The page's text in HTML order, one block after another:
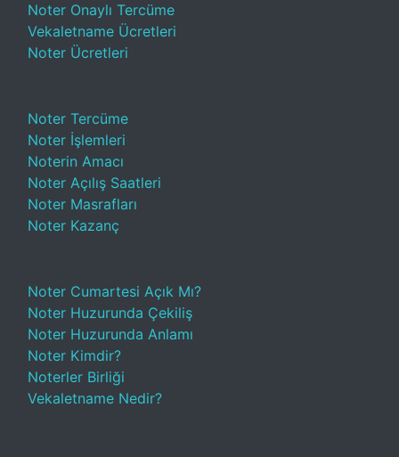
Noter Onaylı Tercüme
Vekaletname Ücretleri
Noter Ücretleri
Noter Tercüme
Noter İşlemleri
Noterin Amacı
Noter Açılış Saatleri
Noter Masrafları
Noter Kazanç
Noter Cumartesi Açık Mı?
Noter Huzurunda Çekiliş
Noter Huzurunda Anlamı
Noter Kimdir?
Noterler Birliği
Vekaletname Nedir?